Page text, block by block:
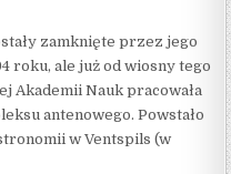
zamknięte przez jego
roku, ale już od wiosny tego
Akademii Nauk pracowała
antenowego. Powstało
w Ventspils (w